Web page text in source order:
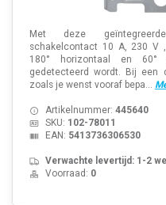
Met deze
schakelcontact 10 A, 230 V
180° horizontaal en 60°
gedetecteerd wordt. Bij een
zoals je wenst vooraf bepa...
Artikelnummer: 445640
SKU: 102-78011
EAN: 5413736306530
Verwachte levertijd: 1-2
Voorraad: 0